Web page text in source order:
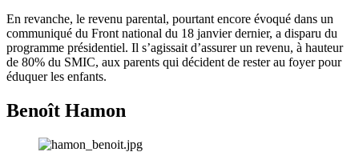
En revanche, le revenu parental, pourtant encore évoqué dans un
communiqué du Front national du 18 janvier dernier, a disparu du
programme présidentiel. Il s’agissait d’assurer un revenu, à hauteur
de 80% du SMIC, aux parents qui décident de rester au foyer pour
éduquer les enfants.
Benoît Hamon